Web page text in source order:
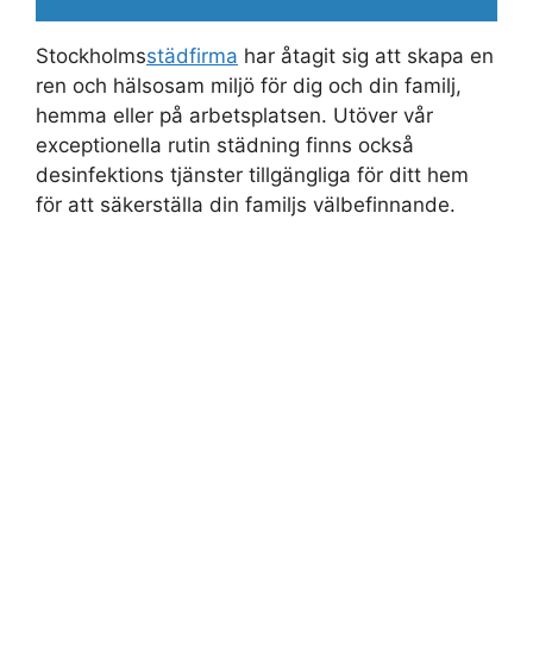
Stockholmsstädfirma har åtagit sig att skapa en
ren och hälsosam miljö för dig och din familj,
hemma eller på arbetsplatsen. Utöver vår
exceptionella rutin städning finns också
desinfektions tjänster tillgängliga för ditt hem
för att säkerställa din familjs välbefinnande.